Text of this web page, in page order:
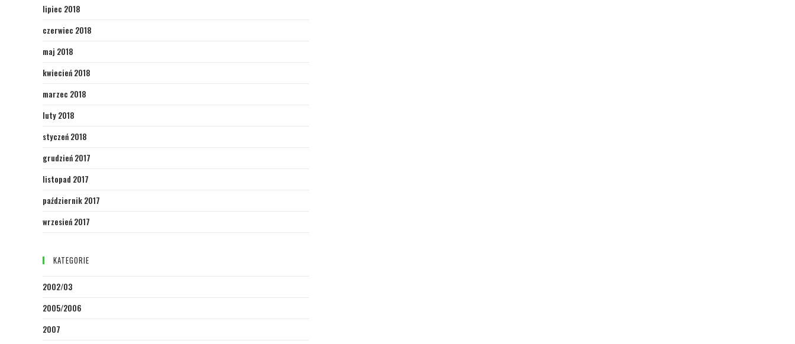
lipiec 2018
czerwiec 2018
maj 2018
kwiecień 2018
marzec 2018
luty 2018
styczeń 2018
grudzień 2017
listopad 2017
październik 2017
wrzesień 2017
KATEGORIE
2002/03
2005/2006
2007